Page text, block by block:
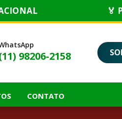
🏅
98206-2158
CONTATO